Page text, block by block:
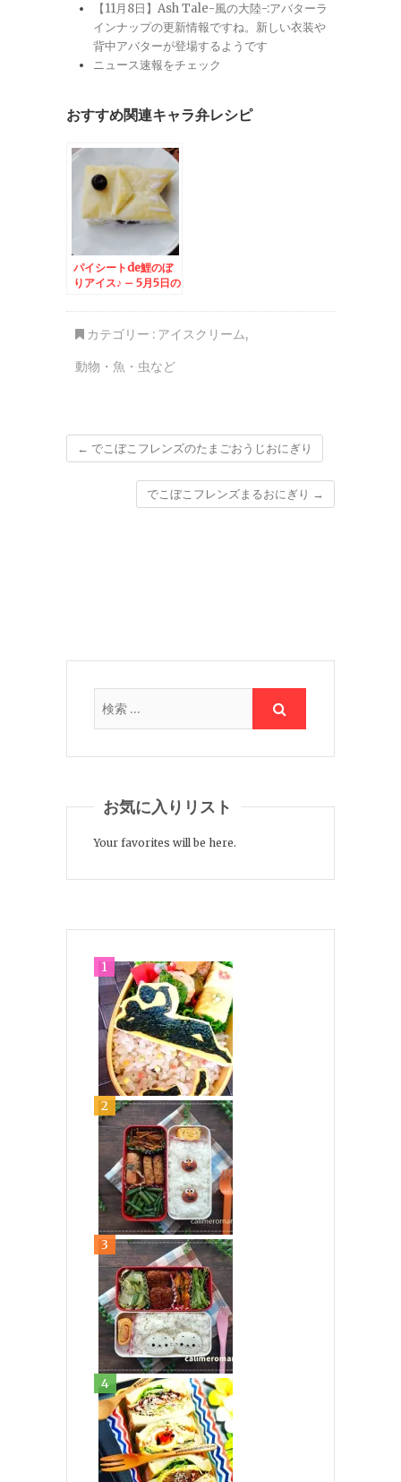
【11月8日】Ash Tale-風の大陸-:アバターラ
インナップの更新情報ですね。新しい衣装や
背中アバターが登場するようです
ニュース速報をチェック
おすすめ関連キャラ弁レシピ
パイシートde鯉のぼ
りアイス♪ – 5月5日の
☆
カテゴリー : アイスクリーム,
動物・魚・虫など
← でこぼこフレンズのたまごおうじおにぎり
でこぼこフレンズまるおにぎり →
お気に入りリスト
Your favorites will be here.